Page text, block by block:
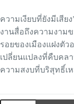
ความเงียบที่ยังมีเสียง
งานสื่อถึงความงาม
รอยของเมืองแฝงตั
เปลี่ยนแปลงที่คืบคล
ความสงบที่บริสุทธิ์เ